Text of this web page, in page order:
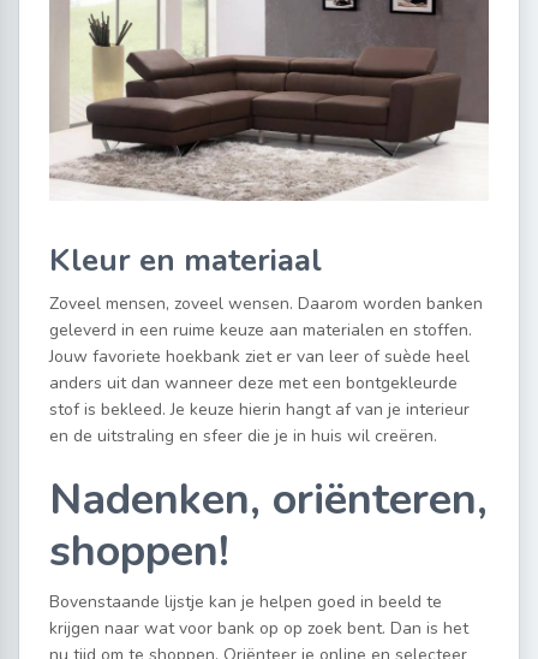
Kleur en materiaal
Zoveel mensen, zoveel wensen. Daarom worden banken
geleverd in een ruime keuze aan materialen en stoffen.
Jouw favoriete hoekbank ziet er van leer of suède heel
anders uit dan wanneer deze met een bontgekleurde
stof is bekleed. Je keuze hierin hangt af van je interieur
en de uitstraling en sfeer die je in huis wil creëren.
Nadenken, oriënteren,
shoppen!
Bovenstaande lijstje kan je helpen goed in beeld te
krijgen naar wat voor bank op op zoek bent. Dan is het
nu tijd om te shoppen. Oriënteer je online en selecteer